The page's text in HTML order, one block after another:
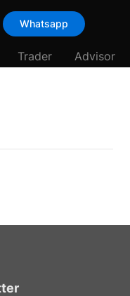
Whatsapp
Trader Advisor